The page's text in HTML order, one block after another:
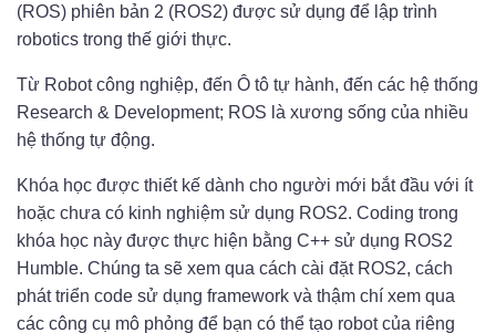
(ROS) phiên bản 2 (ROS2) được sử dụng để lập trình
robotics trong thế giới thực.
Từ Robot công nghiệp, đến Ô tô tự hành, đến các hệ thống
Research & Development; ROS là xương sống của nhiều
hệ thống tự động.
Khóa học được thiết kế dành cho người mới bắt đầu với ít
hoặc chưa có kinh nghiệm sử dụng ROS2. Coding trong
khóa học này được thực hiện bằng C++ sử dụng ROS2
Humble. Chúng ta sẽ xem qua cách cài đặt ROS2, cách
phát triển code sử dụng framework và thậm chí xem qua
các công cụ mô phỏng để bạn có thể tạo robot của riêng